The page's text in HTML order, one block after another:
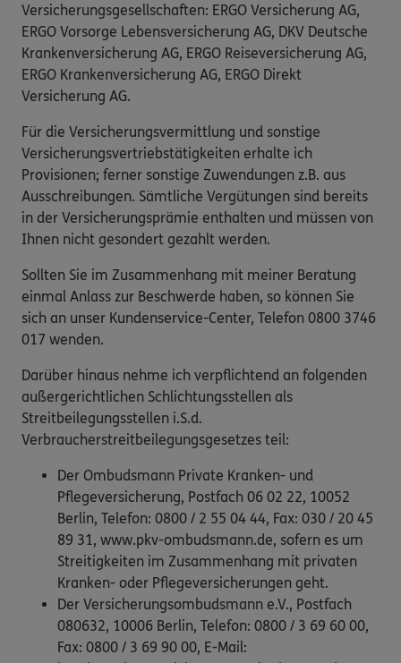
Versicherungsgesellschaften: ERGO Versicherung AG,
ERGO Vorsorge Lebensversicherung AG, DKV Deutsche
Krankenversicherung AG, ERGO Reiseversicherung AG,
ERGO Krankenversicherung AG, ERGO Direkt
Versicherung AG.
Für die Versicherungsvermittlung und sonstige
Versicherungsvertriebstätigkeiten erhalte ich
Provisionen; ferner sonstige Zuwendungen z.B. aus
Ausschreibungen. Sämtliche Vergütungen sind bereits
in der Versicherungsprämie enthalten und müssen von
Ihnen nicht gesondert gezahlt werden.
Sollten Sie im Zusammenhang mit meiner Beratung
einmal Anlass zur Beschwerde haben, so können Sie
sich an unser Kundenservice-Center, Telefon 0800 3746
017 wenden.
Darüber hinaus nehme ich verpflichtend an folgenden
außergerichtlichen Schlichtungsstellen als
Streitbeilegungsstellen i.S.d.
Verbraucherstreitbeilegungsgesetzes teil:
Der Ombudsmann Private Kranken- und
Pflegeversicherung, Postfach 06 02 22, 10052
Berlin, Telefon: 0800 / 2 55 04 44, Fax: 030 / 20 45
89 31, www.pkv-ombudsmann.de, sofern es um
Streitigkeiten im Zusammenhang mit privaten
Kranken- oder Pflegeversicherungen geht.
Der Versicherungsombudsmann e.V., Postfach
080632, 10006 Berlin, Telefon: 0800 / 3 69 60 00,
Fax: 0800 / 3 69 90 00, E-Mail: